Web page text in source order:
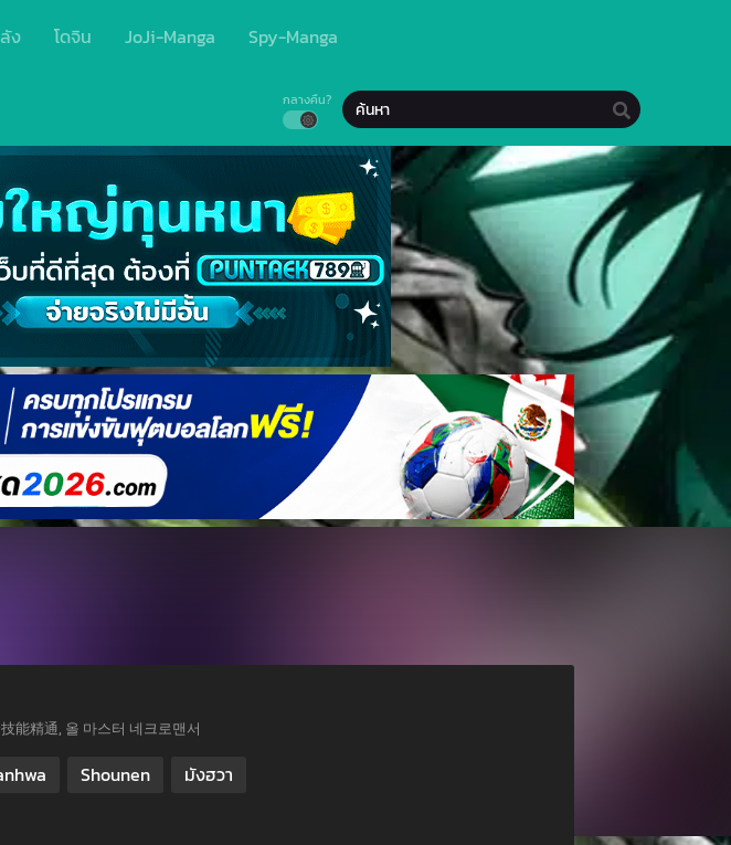
ง โดจิน JoJi-Manga Spy-Manga
กลางคืน?
能精通, 올 마스터 네크로맨서
Shounen มังฮวา